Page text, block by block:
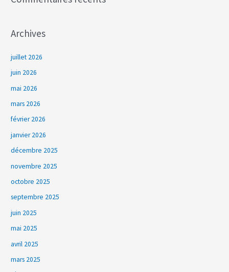
Archives
juillet 2026
juin 2026
mai 2026
mars 2026
février 2026
janvier 2026
décembre 2025
novembre 2025
octobre 2025
septembre 2025
juin 2025
mai 2025
avril 2025
mars 2025